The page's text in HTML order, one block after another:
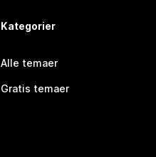
Kategorier
Alle temaer
Gratis temaer